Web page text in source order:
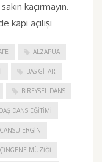
kaçırmayın.
kapı açılışı
ALZAPUA
BAS GITAR
BIREYSEL DANS
DANS EĞITIMI
CANSU ERGIN
ÇINGENE MÜZIĞI